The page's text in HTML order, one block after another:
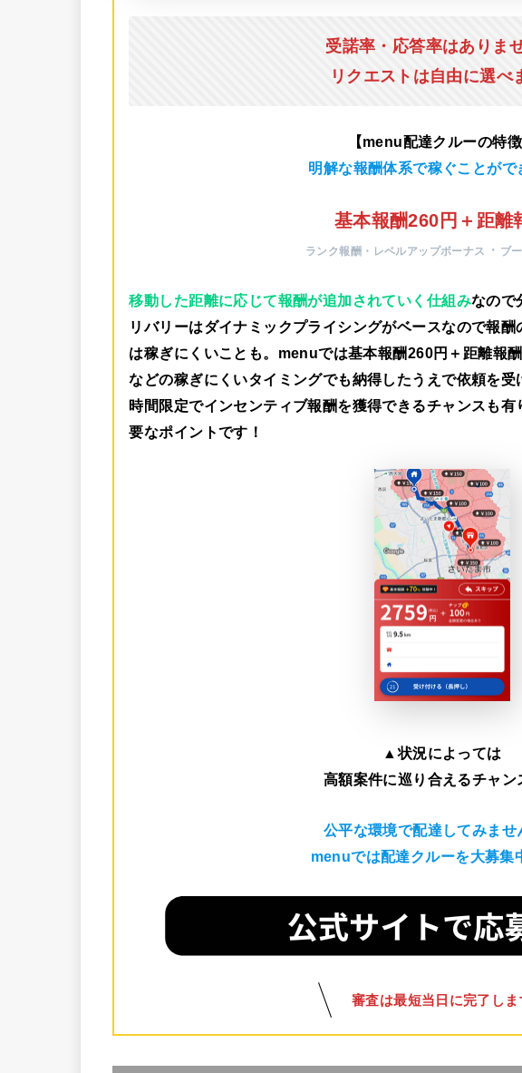
受諾率・応答率はありま
リクエストは自由に選べ
【menu配達クルーの特徴
明解な報酬体系で稼ぐことがで
基本報酬260円＋距離
ランク報酬・レベルアップボーナス ・ ブ
移動した距離に応じて報酬が追加されていく仕組みなので
リバリーはダイナミックプライシングがベースなので報
は稼ぎにくいことも。menuでは基本報酬260円＋距離報
などの稼ぎにくいタイミングでも納得したうえで依頼を受
時間限定でインセンティブ報酬を獲得できるチャンスも有
要なポイントです！
▲状況によっては
高額案件に巡り合えるチャン
公平な環境で配達してみませ
menuでは配達クルーを大募集
審査は最短当日に完了しま